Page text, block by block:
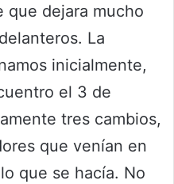
que dejara mucho
La
inicialmente,
el 3 de
tres cambios,
que venían en
que se hacía. No